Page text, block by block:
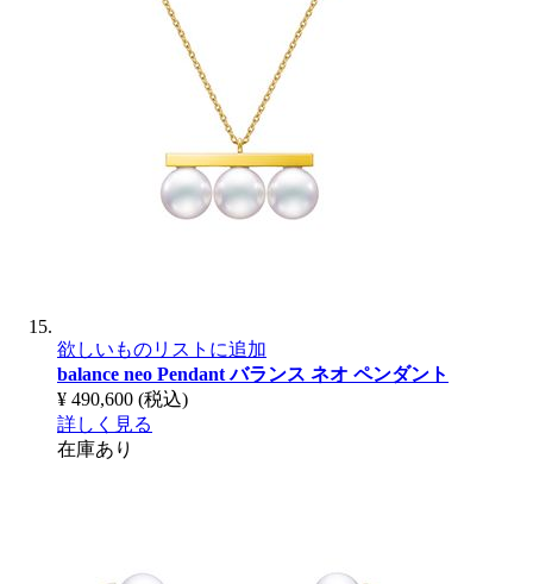
欲しいものリストに追加
balance neo Pendantバランス ネオ ペンダント
¥ 490,600 (税込)
詳しく見る
在庫あり